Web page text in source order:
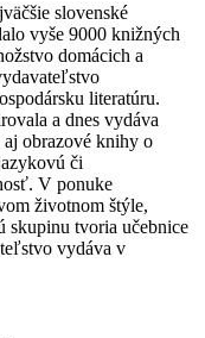
slovenské
vyše 9000 knižných
domácich a
literatúru.
a dnes vydáva
obrazové knihy o
či
V ponuke
životnom štýle,
skupinu tvoria učebnice
vydáva v